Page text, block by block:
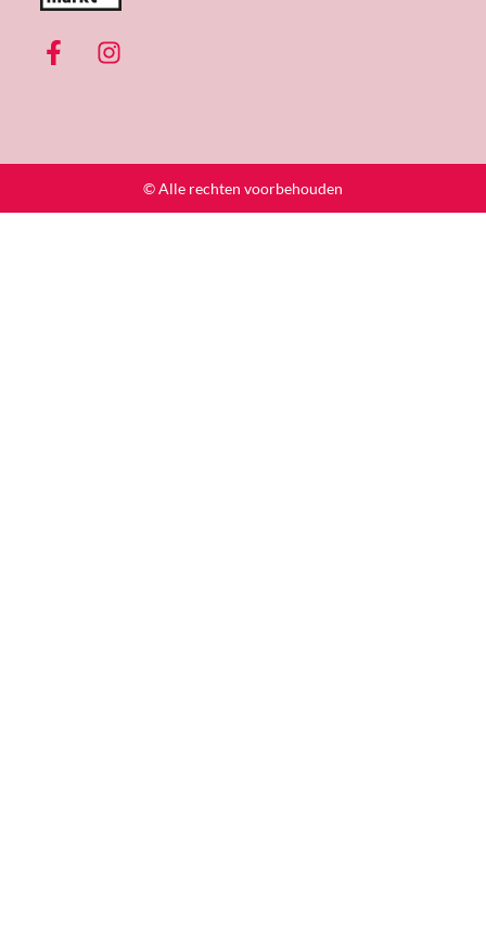
© Alle rechten voorbehouden